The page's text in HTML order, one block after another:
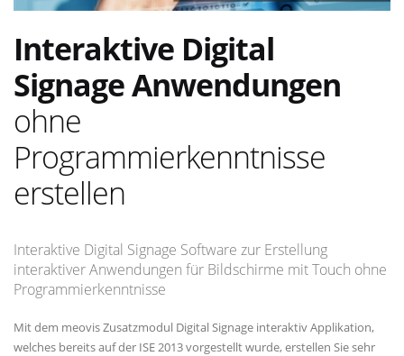
Interaktive Digital
Signage Anwendungen
ohne
Programmierkenntnisse
erstellen
Interaktive Digital Signage Software zur Erstellung
interaktiver Anwendungen für Bildschirme mit Touch ohne
Programmierkenntnisse
Mit dem meovis Zusatzmodul Digital Signage interaktiv Applikation,
welches bereits auf der ISE 2013 vorgestellt wurde, erstellen Sie sehr